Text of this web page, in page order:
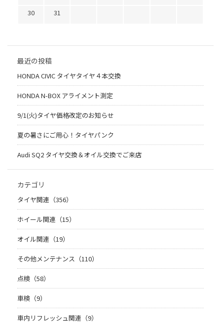
30
31
最近の投稿
HONDA CIVIC タイヤタイヤ４本交換
HONDA N-BOX アライメント測定
9/1(火)タイヤ価格改定のお知らせ
夏の暑さにご用心！タイヤパンク
Audi SQ2 タイヤ交換＆オイル交換でご来店
カテゴリ
タイヤ関連（356）
ホイール関連（15）
オイル関連（19）
その他メンテナンス（110）
点検（58）
車検（9）
車内リフレッシュ関連（9）